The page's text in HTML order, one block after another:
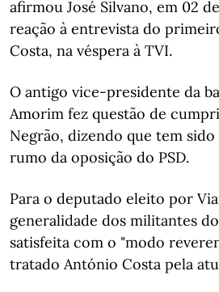
afirmou José Silvano, em 02
reação à entrevista do
Costa, na véspera à TVI.
O antigo vice-presidente da
Amorim fez questão de
Negrão, dizendo que tem sido
rumo da oposição do PSD.
Para o deputado eleito por
generalidade dos militantes
satisfeita com o "modo
tratado António Costa pela